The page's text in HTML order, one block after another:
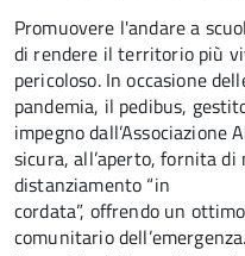
Promuovere l'andare a
di rendere il territorio più
pericoloso. In occasione
pandemia, il pedibus,
impegno
sicura, all’aperto, fornita
distanziamento “in
cordata”, offrendo un
comunitario dell’emergenza.